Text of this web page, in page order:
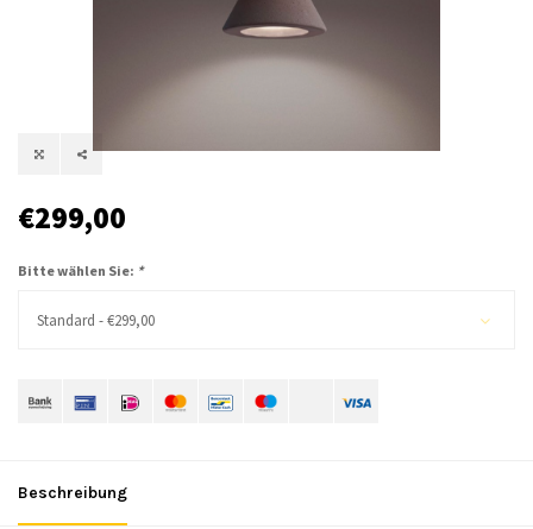
€299,00
Bitte wählen Sie: *
Standard - €299,00
Beschreibung